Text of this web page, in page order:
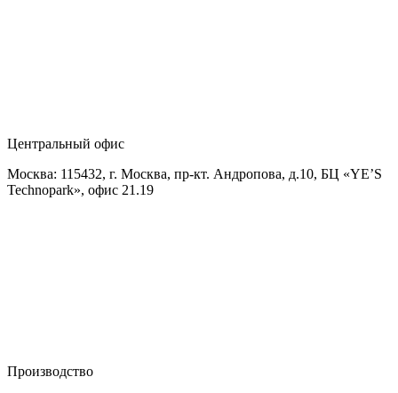
Центральный офис
Москва: 115432, г. Москва, пр-кт. Андропова, д.10, БЦ «YE’S
Technopark», офис 21.19
Производство